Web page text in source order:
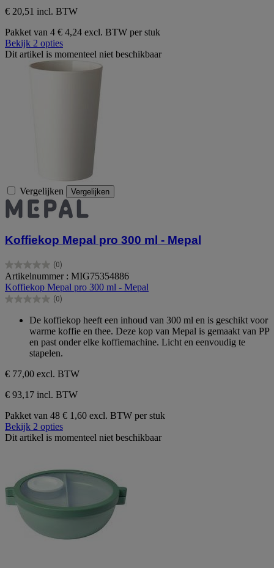
€ 20,51 incl. BTW
Pakket van 4 € 4,24 excl. BTW per stuk
Bekijk 2 opties
Dit artikel is momenteel niet beschikbaar
Vergelijken Vergelijken
Koffiekop Mepal pro 300 ml - Mepal
(0)
0.0
van
de
5
Artikelnummer : MIG75354886
Koffiekop Mepal pro 300 ml - Mepal
(0)
0.0
sterren.
De koffiekop heeft een inhoud van 300 ml en is geschikt voor
warme koffie en thee. Deze kop van Mepal is gemaakt van PP
en past onder elke koffiemachine. Licht en eenvoudig te
stapelen.
€ 77,00 excl. BTW
€ 93,17 incl. BTW
Pakket van 48 € 1,60 excl. BTW per stuk
Bekijk 2 opties
Dit artikel is momenteel niet beschikbaar